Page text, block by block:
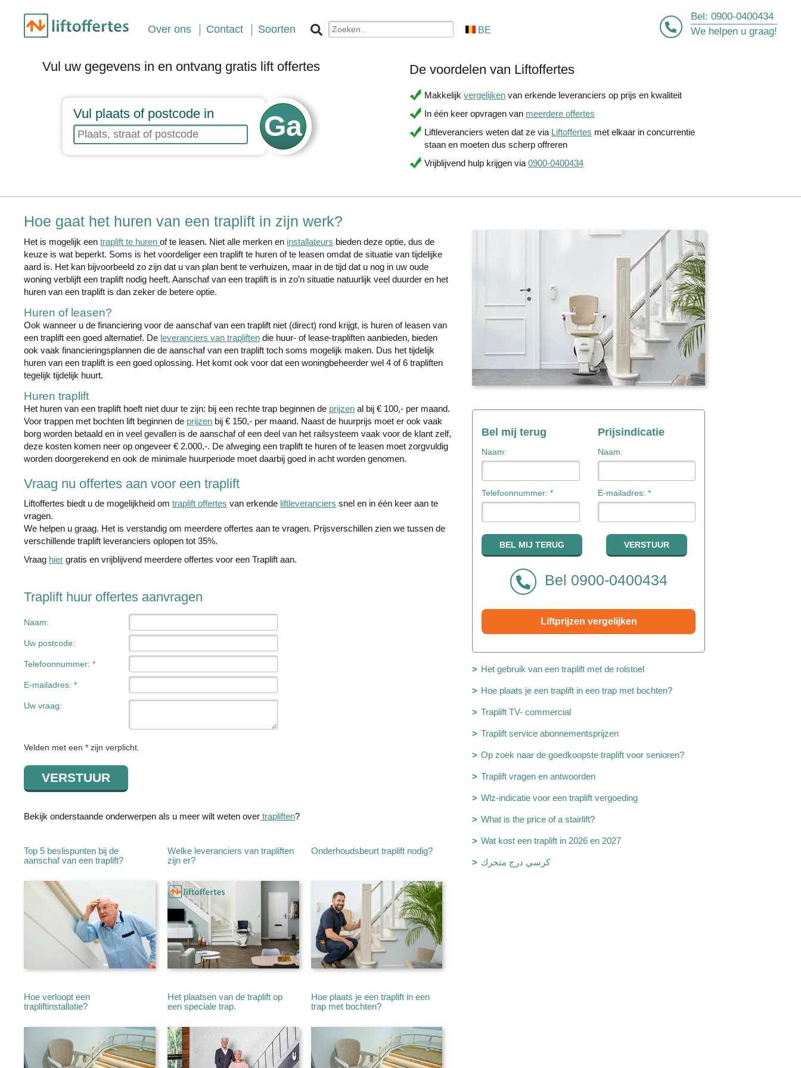
Over ons Contact Soorten BE
Bel: 0900-0400434
We helpen u graag!
Vul uw gegevens in en ontvang gratis lift offertes
Vul plaats of postcode in
De voordelen van Liftoffertes
Makkelijk vergelijken van erkende leveranciers op prijs en kwaliteit
In één keer opvragen van meerdere offertes
Liftleveranciers weten dat ze via Liftoffertes met elkaar in concurrentie
staan en moeten dus scherp offreren
Vrijblijvend hulp krijgen via 0900-0400434
Hoe gaat het huren van een traplift in zijn werk?
Het is mogelijk eentraplift te hurenof te leasen. Niet alle merken en installateurs bieden deze optie, dus de
keuze is wat beperkt. Soms is het voordeliger een traplift te huren of te leasen omdat de situatie van tijdelijke
aard is. Het kan bijvoorbeeld zo zijn dat u van plan bent te verhuizen, maar in de tijd dat u nog in uw oude
woning verblijft een traplift nodig heeft. Aanschaf van een traplift is in zo’n situatie natuurlijk veel duurder en het
huren van een traplift is dan zeker de betere optie.
Huren of leasen?
Ook wanneer u de financiering voor de aanschaf van een traplift niet (direct) rond krijgt, is huren of leasen van
een traplift een goed alternatief. De leveranciers van trapliften die huur- of lease-trapliften aanbieden, bieden
ook vaak financieringsplannen die de aanschaf van een traplift toch soms mogelijk maken. Dus het tijdelijk
huren van een traplift is een goed oplossing. Het komt ook voor dat een woningbeheerder wel 4 of 6 trapliften
tegelijk tijdelijk huurt.
Huren traplift
Het huren van een traplift hoeft niet duur te zijn: bij een rechte trap beginnen de prijzen al bij € 100,- per maand.
Voor trappen met bochten lift beginnen de prijzen bij € 150,- per maand. Naast de huurprijs moet er ook vaak
borg worden betaald en in veel gevallen is de aanschaf of een deel van het railsysteem vaak voor de klant zelf,
deze kosten komen neer op ongeveer € 2.000,-. De afweging een traplift te huren of te leasen moet zorgvuldig
worden doorgerekend en ook de minimale huurperiode moet daarbij goed in acht worden genomen.
Vraag nu offertes aan voor een traplift
Liftoffertes biedt u de mogelijkheid omtraplift offertes van erkende liftleveranciers snel en in één keer aan te
vragen.
We helpen u graag. Het is verstandig om meerdere offertes aan te vragen. Prijsverschillen zien we tussen de
verschillende traplift leveranciers oplopen tot 35%.
Vraag hier gratis en vrijblijvend meerdere offertes voor een Traplift aan.
Traplift huur offertes aanvragen
Naam:
Uw postcode:
Telefoonnummer: *
E-mailadres: *
Uw vraag:
Velden met een * zijn verplicht.
Bekijk onderstaande onderwerpen als u meer wilt weten over trapliften?
Top 5 beslispunten bij de
aanschaf van een traplift?
Welke leveranciers van trapliften
zijn er?
Onderhoudsbeurt traplift nodig?
Hoe verloopt een
trapliftinstallatie?
Het plaatsen van de traplift op
een speciale trap.
Hoe plaats je een traplift in een
trap met bochten?
Bel mij terug
Naam:
Telefoonnummer: *
Prijsindicatie
Naam:
E-mailadres: *
Bel 0900-0400434
Liftprijzen vergelijken
Het gebruik van een traplift met de rolstoel
Hoe plaats je een traplift in een trap met bochten?
Traplift TV- commercial
Traplift service abonnementsprijzen
Op zoek naar de goedkoopste traplift voor senioren?
Traplift vragen en antwoorden
Wlz-indicatie voor een traplift vergoeding
What is the price of a stairlift?
Wat kost een traplift in 2026 en 2027
كرسي درج متحرك